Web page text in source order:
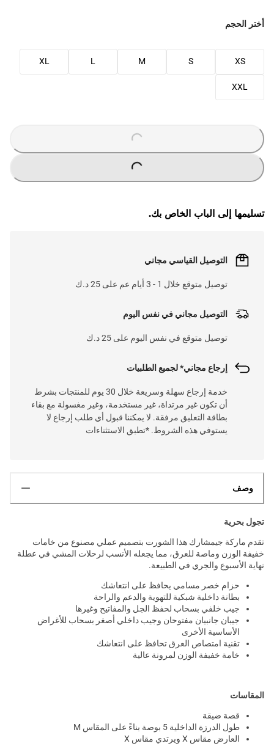
أختر الحجم
XS
S
M
L
XL
XXL
L
.
تسليمها إلى الباب الخاص بك.
التوصيل القياسي مجاني
توصيل متوقع خلال 1 - 3 أيام عم على 25 د.ك
التوصيل مجاني في نفس اليوم
توصيل متوقع في نفس اليوم على 25 د.ك
إرجاع مجاني* لجميع الطلبيات
خدمة إرجاع سهلة وسريعة خلال 30 يوم للمنتجات بشرط
أن تكون غير مرتداة، غير مستخدمة، وغير مغسولة مع بقاء
بطاقة التعليق مرفقة. لا يمكننا قبول أي طلب إرجاع لا
يستوفي هذه الشروط. *تطبق الاستثناءات
وصف
تجول بحرية
تقدم ماركة جيمشارك هذا الشورت بتصميم عملي مصنوع من خامات
خفيفة الوزن وماصة للعرق، مما يجعله الأنسب لرحلات المشي في عطلة
نهاية الأسبوع والجري في الطبيعة.
حزام خصر مسامي يحافظ على انتعاشك
بطانة داخلية شبكية للتهوية والدعم والراحة
جيب خلفي بسحاب لحفظ الجل والمفاتيح وغيرها
جيبان جانبيان مفتوحان وجيب داخلي أصغر بسحاب للأغراض
الأساسية الأخرى
تقنية امتصاص العرق تحافظ على انتعاشك
خامة خفيفة الوزن لمرونة عالية
المقاسات
قصة ضيقة
طول الدرزة الداخلية 5 بوصة بناءً على المقاس M
العارض مقاس X ويرتدي مقاس X